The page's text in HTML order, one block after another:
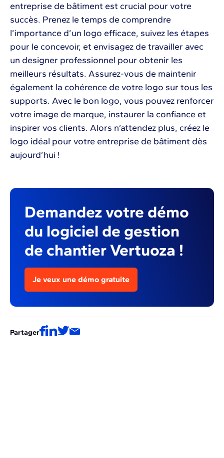
entreprise de bâtiment est crucial pour votre
succès. Prenez le temps de comprendre
l’importance d’un logo efficace, suivez les étapes
pour le concevoir, et envisagez de travailler avec
un designer professionnel pour obtenir les
meilleurs résultats. Assurez-vous de maintenir
également la cohérence de votre logo sur tous les
supports. Avec le bon logo, vous pouvez renforcer
votre image de marque, instaurer la confiance et
inspirer vos clients. Alors n’attendez plus, créez le
logo idéal pour votre entreprise de bâtiment dès
aujourd’hui !
Demandez votre démo
du logiciel de gestion
de chantier Vertuoza !
Je veux une démo gratuite
Partager